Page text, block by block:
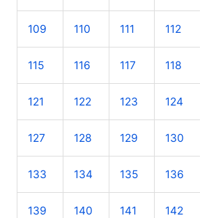
109 110 111 112
115 116 117 118
121 122 123 124
127 128 129 130
133 134 135 136
139 140 141 142